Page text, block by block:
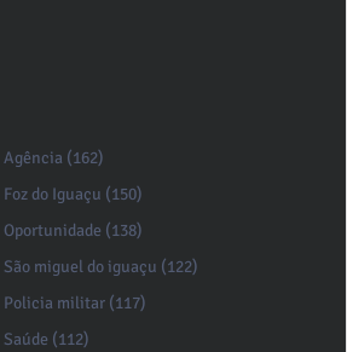
Agência (162)
Foz do Iguaçu (150)
Oportunidade (138)
São miguel do iguaçu (122)
Policia militar (117)
Saúde (112)